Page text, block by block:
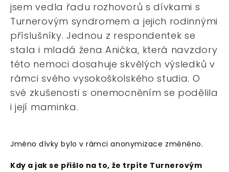
jsem vedla řadu rozhovorů s dívkami s
Turnerovým syndromem a jejich rodinnými
příslušníky. Jednou z respondentek se
stala i mladá žena Anička, která navzdory
této nemoci dosahuje skvělých výsledků v
rámci svého vysokoškolského studia. O
své zkušenosti s onemocněním se podělila
i její maminka.
Jméno dívky bylo v rámci anonymizace změněno.
Kdy a jak se přišlo na to, že trpíte Turnerovým